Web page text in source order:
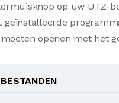
op uw UTZ-
geïnstalleerde
openen met het